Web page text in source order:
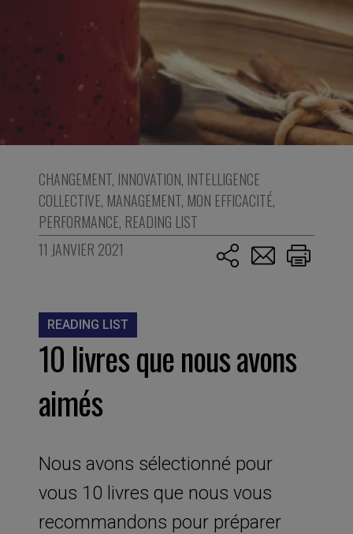
CHANGEMENT, INNOVATION, INTELLIGENCE
COLLECTIVE, MANAGEMENT, MON EFFICACITÉ,
PERFORMANCE, READING LIST
11 JANVIER 2021
READING LIST
10 livres que nous avons
aimés
Nous avons sélectionné pour
vous 10 livres que nous vous
recommandons pour préparer